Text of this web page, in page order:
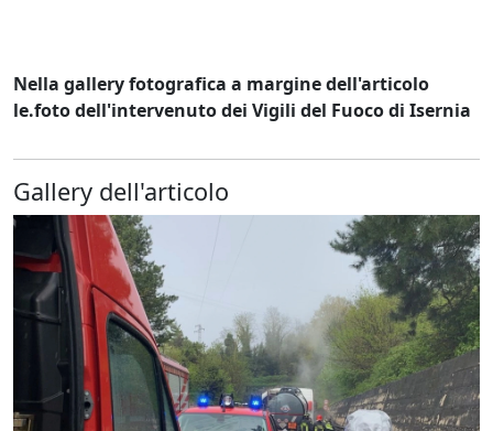
Nella gallery fotografica a margine dell'articolo
le.foto dell'intervenuto dei Vigili del Fuoco di Isernia
Gallery dell'articolo